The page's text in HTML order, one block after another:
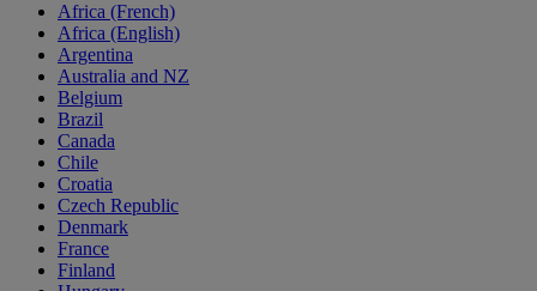
Africa (French)
Africa (English)
Argentina
Australia and NZ
Belgium
Brazil
Canada
Chile
Croatia
Czech Republic
Denmark
France
Finland